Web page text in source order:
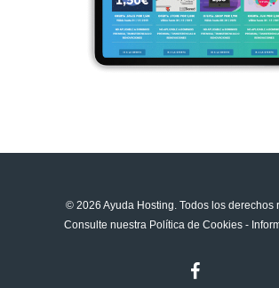
© 2026 Ayuda Hosting. Todos los derechos
Consulte nuestra Política de Cookies-
facebook